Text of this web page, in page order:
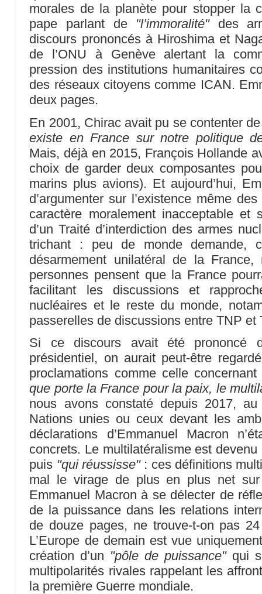
morales de la planète pour stopper la
pape parlant de "l’immoralité"des
discours prononcés à Hiroshima et
de l’ONU à Genève alertant la
pression des institutions humanitaires
des réseaux citoyens comme ICAN.
deux pages.
En 2001, Chirac avait pu se contenter
existe en France sur notre politique
Mais, déjà en 2015, François Hollande
choix de garder deux composantes
marins plus avions). Et aujourd’hui,
d’argumenter sur l’existence même
caractère moralement inacceptable et
d’un Traité d’interdiction des armes
trichant : peu de monde demande,
désarmement unilatéral de la
personnes pensent que la France
facilitant les discussions et
nucléaires et le reste du monde,
passerelles de discussions entre TNP et
Si ce discours avait été prononcé
présidentiel, on aurait peut-être
proclamations comme celle
que porte la France pour la paix, le
nous avons constaté depuis 2017,
Nations unies ou ceux devant les
déclarations d’Emmanuel Macron
concrets. Le multilatéralisme est devenu
puis "qui réussisse": ces définitions
mal le virage de plus en plus net sur
Emmanuel Macron à se délecter de
de la puissance dans les relations
de douze pages, ne trouve-t-on pas
L’Europe de demain est vue
création d’un "pôle de puissance"qui
multipolarités rivales rappelant les
la première Guerre mondiale.